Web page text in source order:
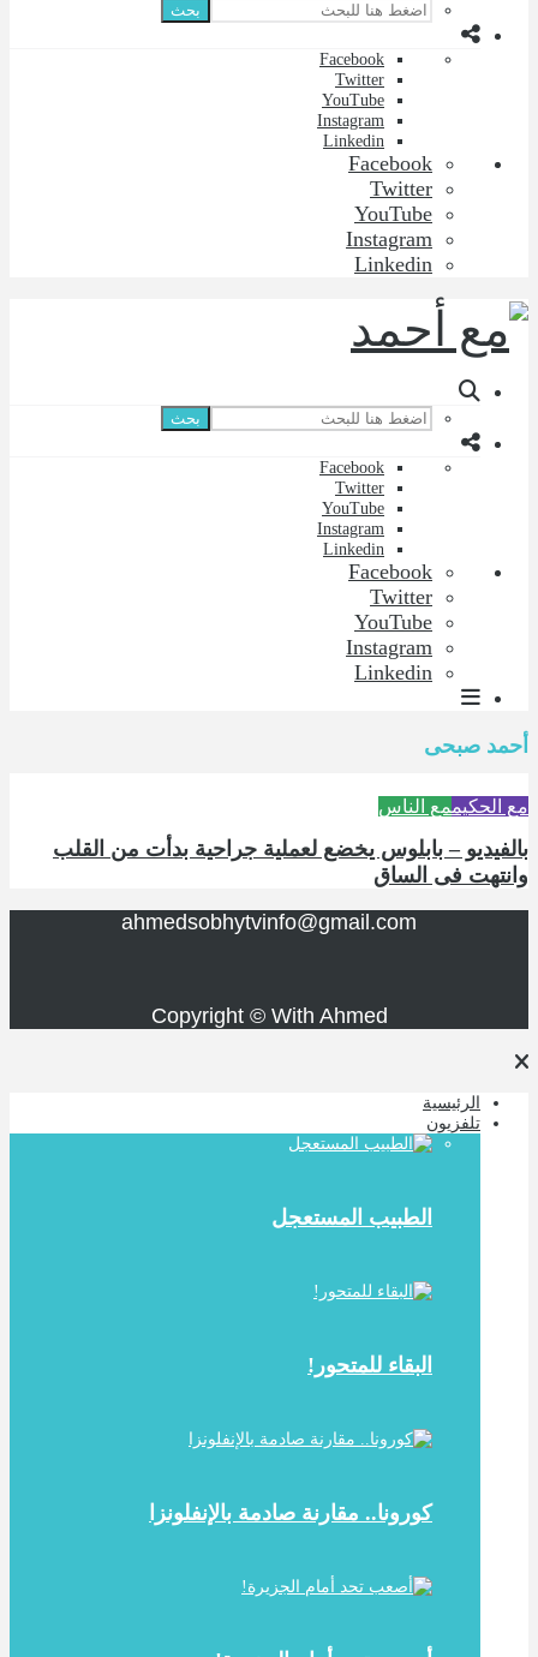
بحث
Facebook
Twitter
YouTube
Instagram
Linkedin
Facebook
Twitter
YouTube
Instagram
Linkedin
بحث
Facebook
Twitter
YouTube
Instagram
Linkedin
Facebook
Twitter
YouTube
Instagram
Linkedin
أحمد صبحى
مع الحكيممع الناس
بالفيديو – بابلوس يخضع لعملية جراحية بدأت من القلب
وانتهت فى الساق
ahmedsobhytvinfo@gmail.com
Copyright © With Ahmed
الرئيسية
تلفزيون
الطبيب المستعجل
البقاء للمتحور!
كورونا.. مقارنة صادمة بالإنفلونزا